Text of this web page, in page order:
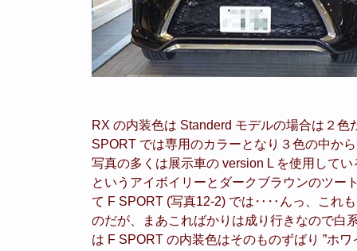
RX の内装色は Standerd モデルの場合は２
SPORT では専用のカラーとなり３色の中か
写真の多くは展示車の version L を使用して
というアイボイリーとダークブラウンのツー
て F SPORT (写真12-2) では‥‥んっ、これ
のだが、まあこればかりは成り行きなので白
は F SPORT の内装色はそのものずばり ”ホ